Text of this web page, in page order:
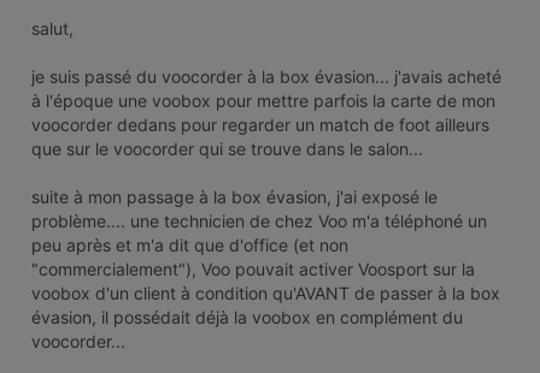
salut,
je suis passé du voocorder à la box évasion... j'avais acheté
à l'époque une voobox pour mettre parfois la carte de mon
voocorder dedans pour regarder un match de foot ailleurs
que sur le voocorder qui se trouve dans le salon...
suite à mon passage à la box évasion, j'ai exposé le
problème.... une technicien de chez Voo m'a téléphoné un
peu après et m'a dit que d'office (et non
"commercialement"), Voo pouvait activer Voosport sur la
voobox d'un client à condition qu'AVANT de passer à la box
évasion, il possédait déjà la voobox en complément du
voocorder...